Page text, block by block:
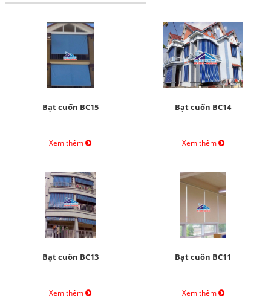
Bạt cuốn BC15
Xem thêm
Bạt cuốn BC14
Xem thêm
Bạt cuốn BC13
Xem thêm
Bạt cuốn BC11
Xem thêm